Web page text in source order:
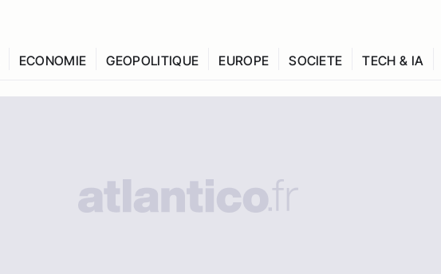
ECONOMIE GEOPOLITIQUE EUROPE SOCIETE TECH & IA